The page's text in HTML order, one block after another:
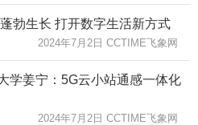
勃生长 打开数字生活新方式
2024年7月2日 CCTIME飞象网
学姜宁：5G云小站通感一体化
2024年7月2日 CCTIME飞象网